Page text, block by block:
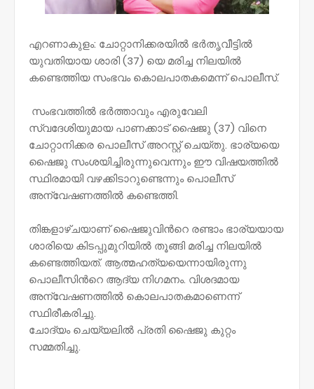
എറണാകുളം: ചോറ്റാനിക്കരയിൽ ഭർതൃവീട്ടിൽ
യുവതിയായ ശാരി (37) യെ മരിച്ച നിലയിൽ
കണ്ടെത്തിയ സംഭവം കൊലപാതകമെന്ന് പൊലീസ്.
സംഭവത്തിൽ ഭർത്താവും എരുവേലി
സ്വദേശിയുമായ പാണക്കാട് ഷൈജു (37) വിനെ
ചോറ്റാനിക്കര പൊലീസ് അറസ്റ്റ് ചെയ്തു. ഭാര്യയെ
ഷൈജു സംശയിച്ചിരുന്നുവെന്നും ഈ വിഷയത്തിൽ
സ്ഥിരമായി വഴക്കിടാറുണ്ടെന്നും പൊലീസ്
അന്വേഷണത്തിൽ കണ്ടെത്തി.
തിങ്കളാഴ്ചയാണ് ഷൈജുവിന്‍റെ രണ്ടാം ഭാര്യയായ
ശാരിയെ കിടപ്പുമുറിയിൽ തൂങ്ങി മരിച്ച നിലയിൽ
കണ്ടെത്തിയത്. ആത്മഹത്യയെന്നായിരുന്നു
പൊലീസിന്‍റെ ആദ്യ നിഗമനം. വിശദമായ
അന്വേഷണത്തിൽ കൊലപാതകമാണെന്ന്
സ്ഥിരീകരിച്ചു.
ചോദ്യം ചെയ്യലിൽ പ്രതി ഷൈജു കുറ്റം
സമ്മതിച്ചു.